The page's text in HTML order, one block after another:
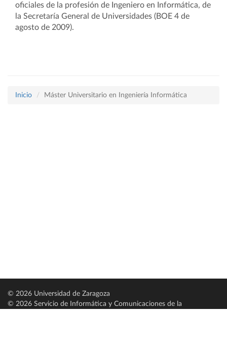
oficiales de la profesión de Ingeniero en Informática, de
la Secretaría General de Universidades (BOE 4 de
agosto de 2009).
Inicio Máster Universitario en Ingeniería Informática
© 2026 Universidad de Zaragoza
© 2026 Servicio de Informática y Comunicaciones de la